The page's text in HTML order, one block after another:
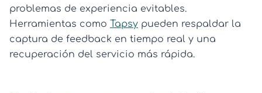
problemas de experiencia evitables.
Herramientas como Tapsy pueden respaldar la
captura de feedback en tiempo real y una
recuperación del servicio más rápida.